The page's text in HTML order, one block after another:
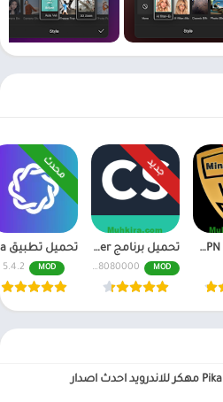
تنزيل برنامج Mina Pro Net VPN مهكر للاندرويد و للايفون
جديد
تحميل برنامج CamScanner مهكر اخر اصدار النسخة المدفوعة
MOD
6.70.0.2408080000
محدث
MOD
5.4.2